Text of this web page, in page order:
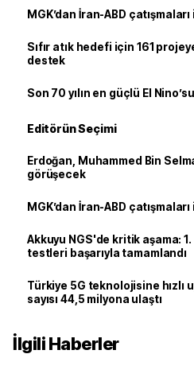
MGK’dan İran-ABD
Sıfır atık hedefi için 161
destek
Son 70 yılın en güçlü El
Editörün Seçimi
Erdoğan, Muhammed Bin
görüşecek
MGK’dan İran-ABD
Akkuyu NGS'de kritik aşama:
testleri başarıyla tamamlandı
Türkiye 5G teknolojisine hızlı
sayısı 44,5 milyona ulaştı
İlgili Haberler